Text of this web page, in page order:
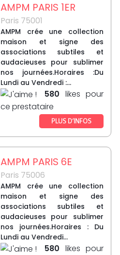
AMPM PARIS 1ER
Paris 75001
AMPM crée une collection
maison et signe des
associations subtiles et
audacieuses pour sublimer
nos journées.Horaires :Du
Lundi au Vendredi :...
580 likes pour
ce prestataire
PLUS D’INFOS
AMPM PARIS 6E
Paris 75006
AMPM crée une collection
maison et signe des
associations subtiles et
audacieuses pour sublimer
nos journées.Horaires : Du
Lundi au Vendredi...
580 likes pour